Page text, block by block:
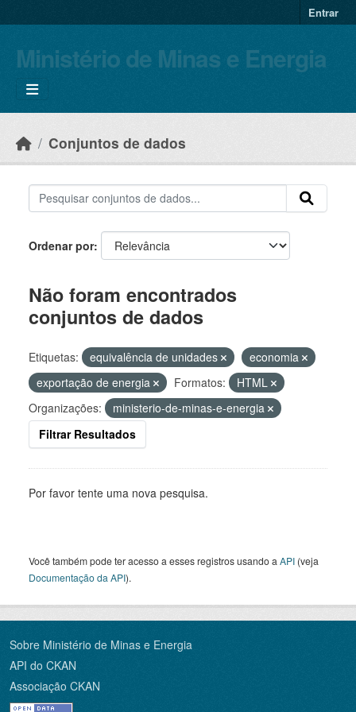
Entrar
Ministério de Minas e Energia
Conjuntos de dados
Ordenar por
Não foram encontrados
conjuntos de dados
Etiquetas: equivalência de unidades
economia
exportação de energia
Formatos:
HTML
Organizações:
ministerio-de-minas-e-energia
Filtrar Resultados
Por favor tente uma nova pesquisa.
Você também pode ter acesso a esses registros usando a API (veja
Documentação da API).
Sobre Ministério de Minas e Energia
API do CKAN
Associação CKAN